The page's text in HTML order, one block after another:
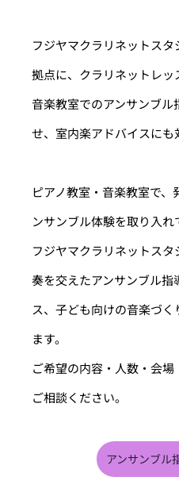
フジヤマクラリネットス
拠点に、クラリネットレッ
音楽教室でのアンサンブ
せ、室内楽アドバイスにも
ピアノ教室・音楽教室で
ンサンブル体験を取り入れ
フジヤマクラリネットス
奏を交えたアンサンブル指
ス、子ども向けの音楽づ
ます。
ご希望の内容・人数・会
ご相談ください。
アンサンブル